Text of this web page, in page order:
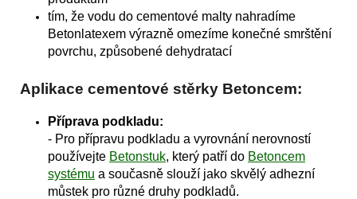
tím, že vodu do cementové malty nahradíme
Betonlatexem výrazně omezíme konečné smrštění
povrchu, způsobené dehydratací
Aplikace cementové stěrky Betoncem:
Příprava podkladu:
- Pro přípravu podkladu a vyrovnání nerovností
používejte Betonstuk, který patří do Betoncem
systému a současně slouží jako skvělý adhezní
můstek pro různé druhy podkladů.